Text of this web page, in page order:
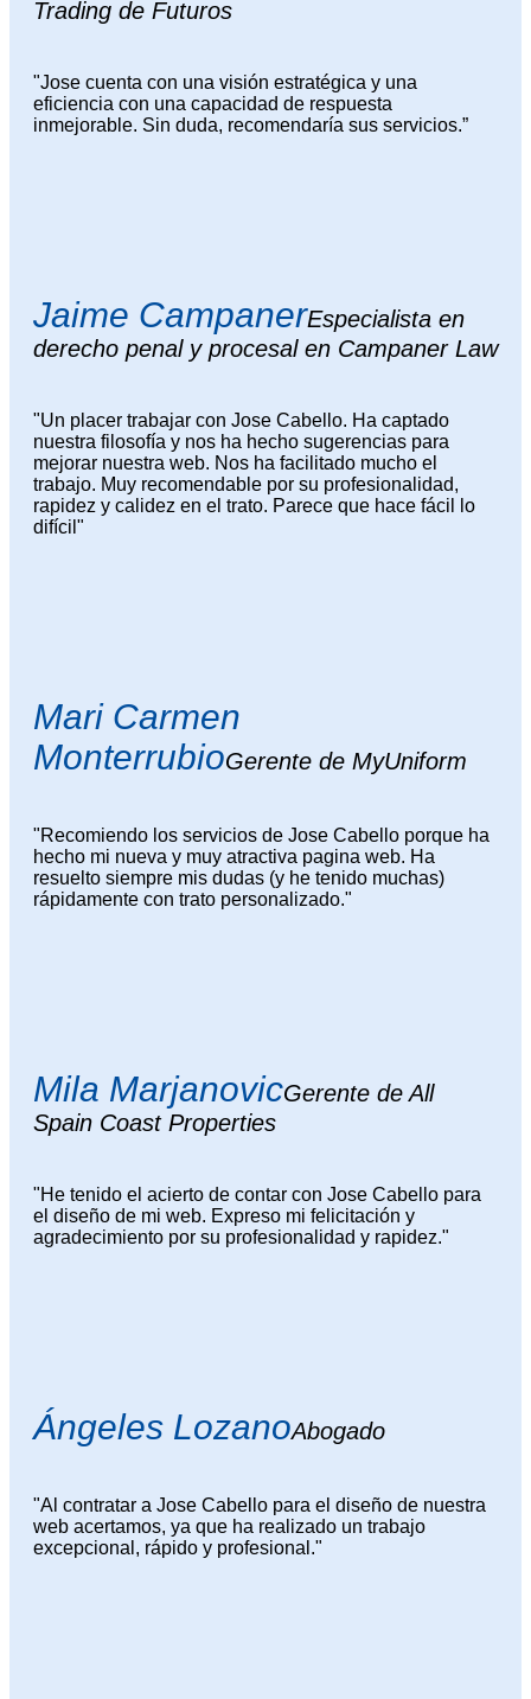
Trading de Futuros
"Jose cuenta con una visión estratégica y una
eficiencia con una capacidad de respuesta
inmejorable. Sin duda, recomendaría sus servicios.”
Jaime CampanerEspecialista en
derecho penal y procesal en Campaner Law
"Un placer trabajar con Jose Cabello. Ha captado
nuestra filosofía y nos ha hecho sugerencias para
mejorar nuestra web. Nos ha facilitado mucho el
trabajo. Muy recomendable por su profesionalidad,
rapidez y calidez en el trato. Parece que hace fácil lo
difícil"
Mari Carmen
MonterrubioGerente de MyUniform
"Recomiendo los servicios de Jose Cabello porque ha
hecho mi nueva y muy atractiva pagina web. Ha
resuelto siempre mis dudas (y he tenido muchas)
rápidamente con trato personalizado."
Mila MarjanovicGerente de All
Spain Coast Properties
"He tenido el acierto de contar con Jose Cabello para
el diseño de mi web. Expreso mi felicitación y
agradecimiento por su profesionalidad y rapidez."
Ángeles LozanoAbogado
"Al contratar a Jose Cabello para el diseño de nuestra
web acertamos, ya que ha realizado un trabajo
excepcional, rápido y profesional."